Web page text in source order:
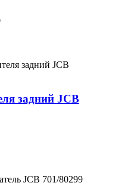
задний JCB